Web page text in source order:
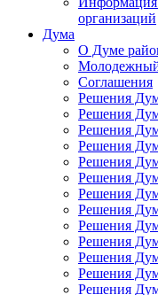
организаций
Дума
О Думе
Соглашения
Решения
Решения
Решения
Решения
Решения
Решения
Решения
Решения
Решения
Решения
Решения
Решения
Решения